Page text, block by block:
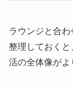
ラウンジと合
整理しておく
活の全体像がよ